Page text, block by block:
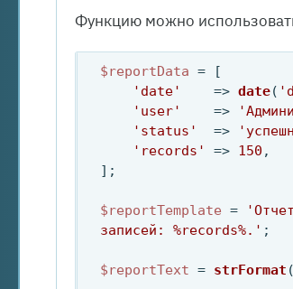
Функцию можно
$reportData = [
'date'
    =>
date(
'user'
    =>
'status'
  =>
'records'
=> 150 ,
];
$reportTemplate =
записей: %records%.' ;
$reportText = strFormat (